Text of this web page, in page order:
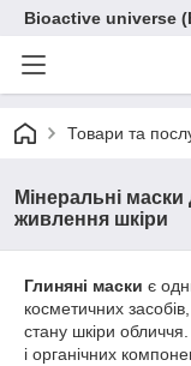
Bioactive universe
Товари та
Мінеральні
живлення шкіри
Глиняні маски є
косметичних
стану шкіри
і органічних